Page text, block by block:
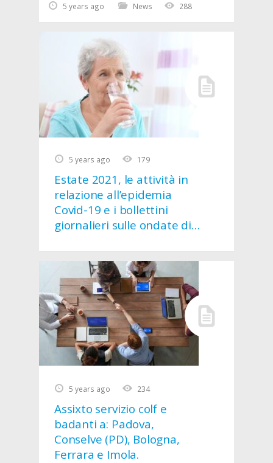
5 years ago News 288
5 years ago 179
Estate 2021, le attività in
relazione all’epidemia
Covid-19 e i bollettini
giornalieri sulle ondate di
5 years ago 234
Assixto servizio colf e
badanti a: Padova,
Conselve (PD), Bologna,
Ferrara e Imola.